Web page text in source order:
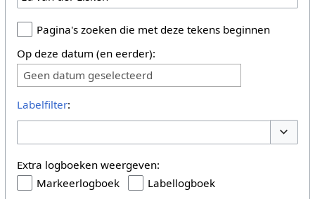
Pagina's zoeken die met deze tekens beginnen
Op deze datum (en eerder):
Geen datum geselecteerd
Labelfilter:
Extra logboeken weergeven:
Markeerlogboek
Labellogboek